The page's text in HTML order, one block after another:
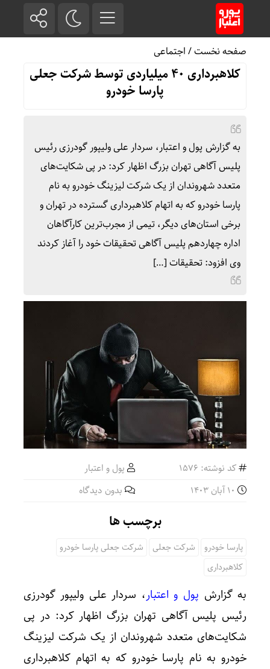
صفحه نخست/اجتماعی
کلاهبرداری ۴۰ میلیاردی توسط شرکت جعلی
پارسا خودرو
به گزارش پول و اعتبار، سردار علی ولیپور گودرزی رئیس
پلیس آگاهی تهران بزرگ اظهار کرد: در پی شکایت‌های
متعدد شهروندان از یک شرکت لیزینگ خودرو به نام
پارسا خودرو که به اتهام کلاهبرداری گسترده در تهران و
برخی استان‌های دیگر، تیمی از مجرب‌ترین کارآگاهان
اداره چهاردهم پلیس آگاهی تحقیقات خود را آغاز کردند
وی افزود: تحقیقات […]
کد نوشته: 1576
پول و اعتبار
بدون دیدگاه
برچسب ها
پارسا خودرو شرکت جعلی
شرکت جعلی پارسا خودرو
کلاهبرداری
به گزارش پول و اعتبار، سردار علی ولیپور گودرزی
رئیس پلیس آگاهی تهران بزرگ اظهار کرد: در پی
شکایت‌های متعدد شهروندان از یک شرکت لیزینگ
خودرو به نام پارسا خودرو که به اتهام کلاهبرداری